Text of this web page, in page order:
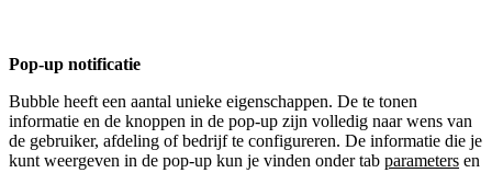
Pop-up notificatie
Bubble heeft een aantal unieke eigenschappen. De te tonen
informatie en de knoppen in de pop-up zijn volledig naar wens van
de gebruiker, afdeling of bedrijf te configureren. De informatie die je
kunt weergeven in de pop-up kun je vinden onder tab parameters en